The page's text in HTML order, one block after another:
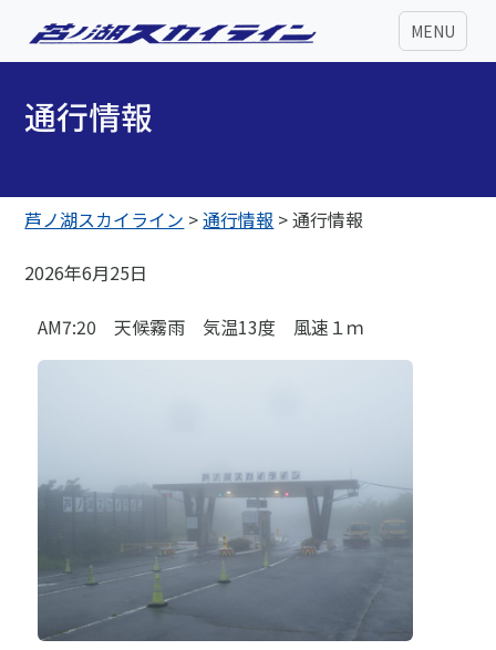
MENU
通行情報
芦ノ湖スカイライン >通行情報 >通行情報
2026年6月25日
AM7:20 天候霧雨 気温13度 風速１ｍ